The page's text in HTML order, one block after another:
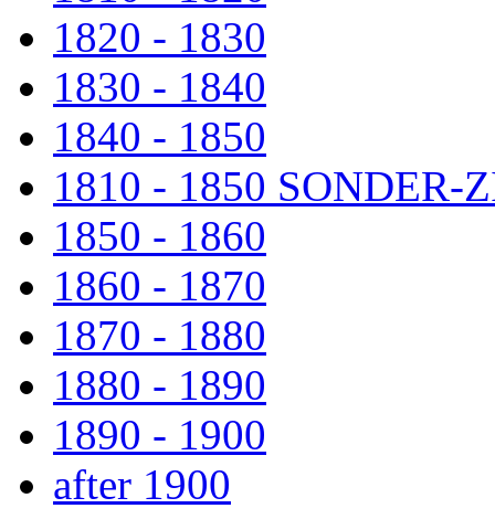
1820 - 1830
1830 - 1840
1840 - 1850
1810 - 1850 SONDER-
1850 - 1860
1860 - 1870
1870 - 1880
1880 - 1890
1890 - 1900
after 1900